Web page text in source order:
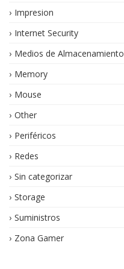
Impresion
Internet Security
Medios de Almacenamiento
Memory
Mouse
Other
Periféricos
Redes
Sin categorizar
Storage
Suministros
Zona Gamer